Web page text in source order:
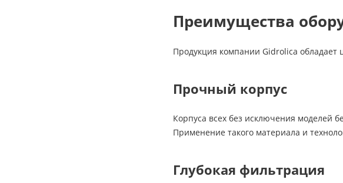
Преимущества
Продукция компании Gidrolica
Прочный корпус
Корпуса всех без исключения моделей
Применение такого материала и
Глубокая фильтрация